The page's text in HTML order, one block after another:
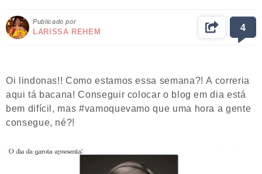
Publicado por
LARISSA REHEM 4
Oi lindonas!! Como estamos essa semana?! A correria
aqui tá bacana! Conseguir colocar o blog em dia está
bem difícil, mas #vamoquevamo que uma hora a gente
consegue, né?!